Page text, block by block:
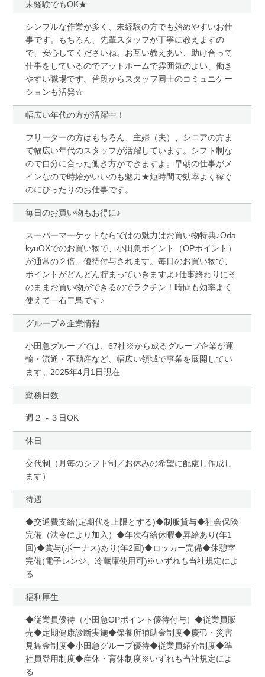
未経験でもOK★
シンプルな作業が多く、未経験の方でも始めやすいお仕
事です。もちろん、先輩スタッフが丁寧に教えますの
で、安心してくださいね。お互い教えあい、助け合って
仕事をしているのでアットホームで雰囲気のよい、働き
やすい職場です。普段からスタッフ同士のコミュニケー
ションも活発☆
幅広い年代の方が活躍中！
フリーターの方はもちろん、主婦（夫）、シニアの方ま
で幅広い年代のスタッフが活躍しています。シフト制な
ので自分に合った働き方ができますよ。早朝の仕事がメ
インなので時給がいいのも魅力★短時間で効率よく稼ぐ
のにぴったりのお仕事です。
毎日のお買い物もお得に♪
スーパーマーケットならではの魅力はお買い物特典♪Oda
kyuOXでのお買い物で、小田急ポイント（OPポイント）
が通常の２倍、優待付与されます。毎日のお買い物で、
ポイントがどんどん貯まっていきますよ♪仕事終わりにそ
のままお買い物ができるのでラクチン！時間も効率よく
使えて一石二鳥です♪
グループ＆企業情報
小田急グループでは、67社※から成るグループ企業が運
輸・流通・不動産など、幅広い領域で事業を展開してい
ます。2025年4月1日現在
勤務日数
週２～３日OK
休日
交代制（月毎のシフト制／お休みの希望に配慮し作成し
ます）
待遇
◆交通費支給(定期代を上限とする)◆制服貸与◆社会保険
完備（法令により加入）◆年次有給休暇◆昇給あり(年1
回)◆賞与(ボーナス)あり(年2回)◆ロッカー完備◆休憩室
完備(電子レンジ、冷蔵庫使用可)※いずれも当社規定によ
る
福利厚生
◆従業員優待（小田急OPポイント優待付与）◆従業員販
売◆定期健康診断実施◆保養所補助金制度◆慶弔・災害
見舞金制度◆小田急グループ優待◆従業員紹介制度◆準
社員登用制度◆産休・育休制度※いずれも当社規定によ
る